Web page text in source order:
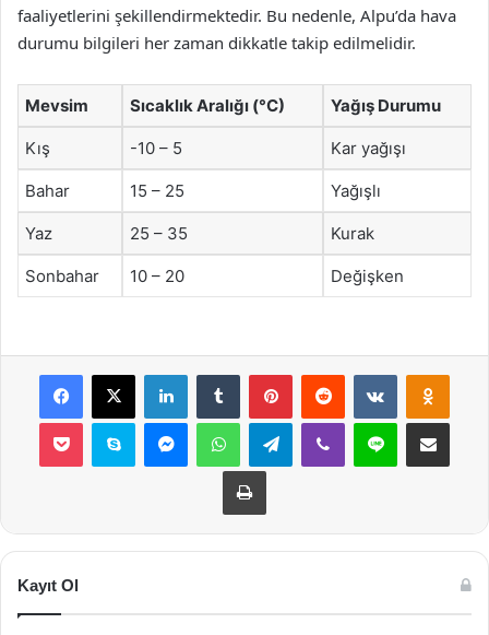
faaliyetlerini şekillendirmektedir. Bu nedenle, Alpu’da hava
durumu bilgileri her zaman dikkatle takip edilmelidir.
Mevsim Sıcaklık Aralığı (°C) Yağış Durumu
Kış -10 – 5 Kar yağışı
Bahar 15 – 25 Yağışlı
Yaz 25 – 35 Kurak
Sonbahar 10 – 20 Değişken
Facebook
X LinkedInTumblr PinterestReddit VKontakte
Pocket Skype MessengerWhatsAppTelegramViber Line E-Posta ile
Yazdır
Kayıt Ol